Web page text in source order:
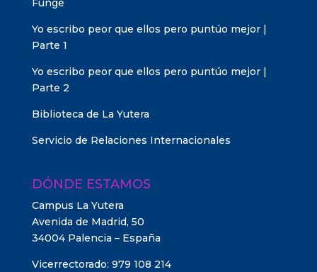
Funge
Yo escribo peor que ellos pero puntúo mejor |
Parte 1
Yo escribo peor que ellos pero puntúo mejor |
Parte 2
Biblioteca de La Yutera
Servicio de Relaciones Internacionales
DÓNDE ESTAMOS
Campus La Yutera
Avenida de Madrid, 50
34004 Palencia – España
Vicerrectorado: 979 108 214